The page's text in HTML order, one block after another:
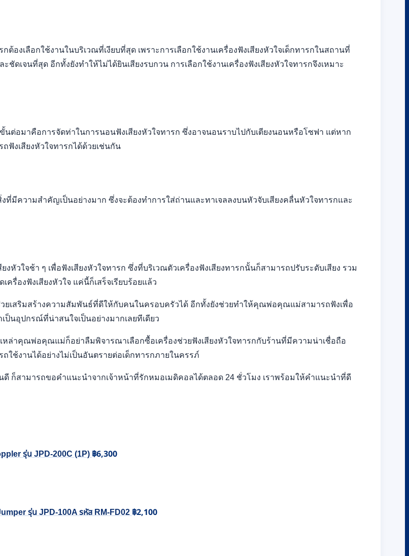
องเลือกใช้งานในบริเวณที่เงียบที่สุด เพราะการเลือกใช้งานเครื่องฟังเสียงหัวใจเด็กทารกในสถานที่
ดเจนที่สุด อีกทั้งยังทำให้ไม่ได้ยินเสียงรบกวน การเลือกใช้งานเครื่องฟังเสียงหัวใจทารกจึงเหมาะ
ต่อมาคือการจัดท่าในการนอนฟังเสียงหัวใจทารก ซึ่งอาจนอนราบไปกับเตียงนอนหรือโซฟา แต่หาก
ฟังเสียงหัวใจทารกได้ด้วยเช่นกัน
ที่มีความสำคัญเป็นอย่างมาก ซึ่งจะต้องทำการใส่ถ่านและทาเจลลงบนหัวจับเสียงคลื่นหัวใจทารกและ
วใจช้า ๆ เพื่อฟังเสียงหัวใจทารก ซึ่งที่บริเวณตัวเครื่องฟังเสียงทารกนั้นก็สามารถปรับระดับเสียง รวม
รื่องฟังเสียงหัวใจ แค่นี้ก็เสร็จเรียบร้อยแล้ว
วยเสริมสร้างความสัมพันธ์ที่ดีให้กับคนในครอบครัวได้ อีกทั้งยังช่วยทำให้คุณพ่อคุณแม่สามารถฟังเพื่อ
ป็นอุปกรณ์ที่น่าสนใจเป็นอย่างมากเลยทีเดียว
ล่าคุณพ่อคุณแม่ก็อย่าลืมพิจารณาเลือกซื้อเครื่องช่วยฟังเสียงหัวใจทารกกับร้านที่มีความน่าเชื่อถือ
ใช้งานได้อย่างไม่เป็นอันตรายต่อเด็กทารกภายในครรภ์
ก็สามารถขอคำแนะนำจากเจ้าหน้าที่รักหมอเมดิคอลได้ตลอด 24 ชั่วโมง เราพร้อมให้คำแนะนำที่ดี
รุ่น JPD-200C (1P) ฿6,300
รุ่น JPD-100A รหัส RM-FD02 ฿2,100